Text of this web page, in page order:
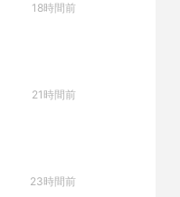
18時間前
21時間前
23時間前